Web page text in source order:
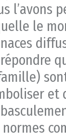
l’avons
le
et
normes